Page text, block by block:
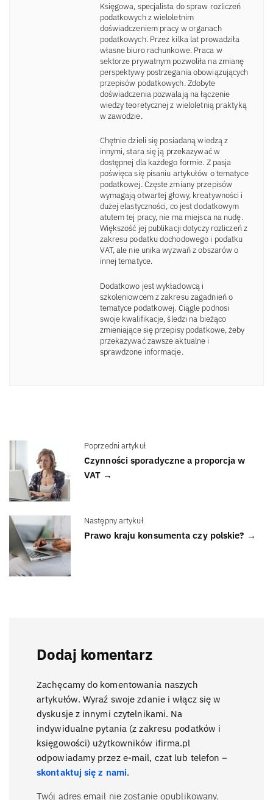
Księgowa, specjalista do spraw rozliczeń
podatkowych z wieloletnim
doświadczeniem pracy w organach
podatkowych. Przez kilka lat prowadziła
własne biuro rachunkowe. Praca w
sektorze prywatnym pozwoliła na zmianę
perspektywy postrzegania obowiązujących
przepisów podatkowych. Zdobyte
doświadczenia pozwalają na łączenie
wiedzy teoretycznej z wieloletnią praktyką
w zawodzie.
Chętnie dzieli się posiadaną wiedzą z
innymi, stara się ją przekazywać w
dostępnej dla każdego formie. Z pasja
poświęca się pisaniu artykułów o tematyce
podatkowej. Częste zmiany przepisów
wymagają otwartej głowy, kreatywności i
dużej elastyczności, co jest dodatkowym
atutem tej pracy, nie ma miejsca na nudę.
Większość jej publikacji dotyczy rozliczeń z
zakresu podatku dochodowego i podatku
VAT, ale nie unika wyzwań z obszarów o
innej tematyce.
Dodatkowo jest wykładowcą i
szkoleniowcem z zakresu zagadnień o
tematyce podatkowej. Ciągle podnosi
swoje kwalifikacje, śledzi na bieżąco
zmieniające się przepisy podatkowe, żeby
przekazywać zawsze aktualne i
sprawdzone informacje.
Poprzedni artykuł
Czynności sporadyczne a proporcja w
VAT →
Następny artykuł
Prawo kraju konsumenta czy polskie? →
Dodaj komentarz
Zachęcamy do komentowania naszych
artykułów. Wyraź swoje zdanie i włącz się w
dyskusje z innymi czytelnikami. Na
indywidualne pytania (z zakresu podatków i
księgowości) użytkowników ifirma.pl
odpowiadamy przez e-mail, czat lub telefon –
skontaktuj się z nami.
Twój adres email nie zostanie opublikowany.